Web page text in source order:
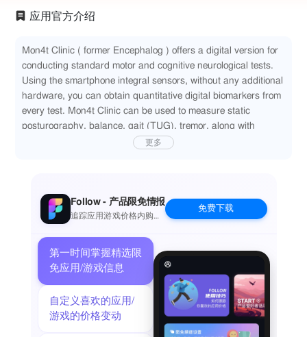
应用官方介绍
Mon4t Clinic ( former Encephalog ) offers a digital version for
conducting standard motor and cognitive neurological tests.
Using the smartphone integral sensors, without any additional
hardware, you can obtain quantitative digital biomarkers from
every test. Mon4t Clinic can be used to measure static
posturography, balance, gait (TUG), tremor, along with
cognitive tests such as Stroop, Memory Span, Flanker,
更多
Follow - 产品限免情报
追踪应用游戏价格内购波
免费下载
第一时间掌握精选限
免应用/游戏信息
自定义喜欢的应用/
游戏的价格变动